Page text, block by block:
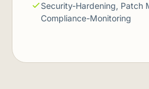
Security-Hardening, Patch
Compliance-Monitoring